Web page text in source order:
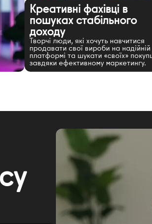
Креативні фахівці в
пошуках стабільного
доходу
Творчі люди, які хочуть навчитися
продавати свої вироби на надійній
платформі та шукати «своїх»
завдяки ефективному маркетингу.